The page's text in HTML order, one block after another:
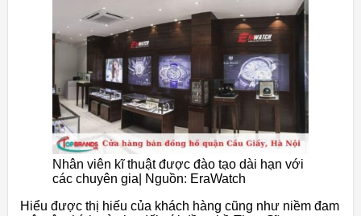
Nhân viên kĩ thuật được đào tạo dài hạn với
các chuyên gia| Nguồn: EraWatch
Hiểu được thị hiếu của khách hàng cũng như niềm đam